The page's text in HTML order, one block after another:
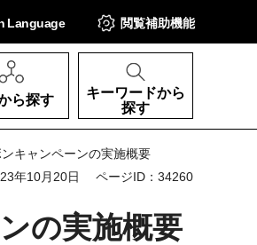
Language 閲覧補助機能
ら探す
キーワードから
探す
キャンペーンの実施概要
年10月20日 ページID：34260
の実施概要